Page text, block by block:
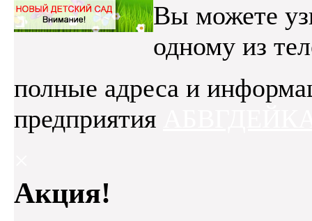
Вы можете
одному из
полные адреса и
предприятия
Акция!